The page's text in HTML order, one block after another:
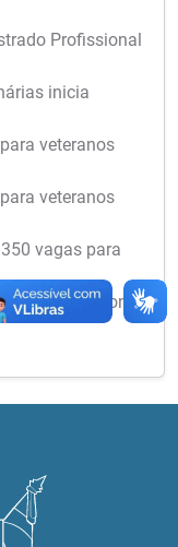
Profissional
inicia
veteranos
veteranos
vagas para
Profissional